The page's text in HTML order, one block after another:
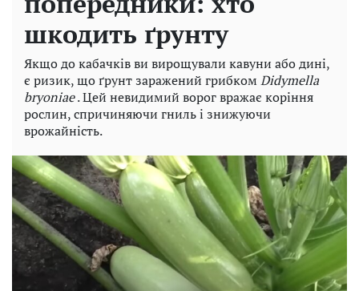
шкодить ґрунту
Якщо до кабачків ви вирощували кавуни або дині,
є ризик, що ґрунт заражений грибкомDidymella
bryoniae. Цей невидимий ворог вражає коріння
рослин, спричиняючи гниль і знижуючи
врожайність.